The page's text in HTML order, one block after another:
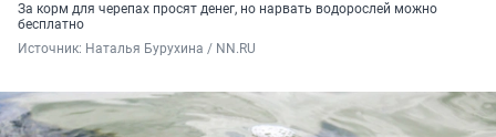
За корм для черепах просят денег, но нарвать водорослей можно
бесплатно
Источник: Наталья Бурухина / NN.RU